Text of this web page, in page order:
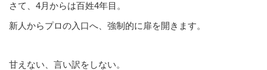
さて、4月からは百姓4年目。
新人からプロの入口へ、強制的に扉を開きます。
甘えない、言い訳をしない。